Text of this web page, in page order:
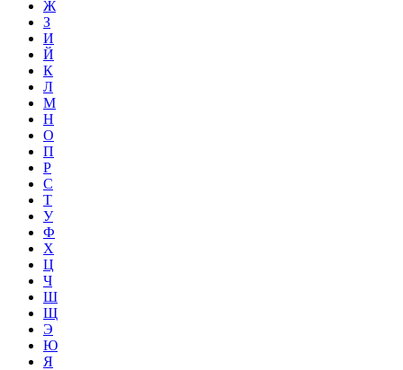
Ж
З
И
Й
К
Л
М
Н
О
П
Р
С
Т
У
Ф
Х
Ц
Ч
Ш
Щ
Э
Ю
Я